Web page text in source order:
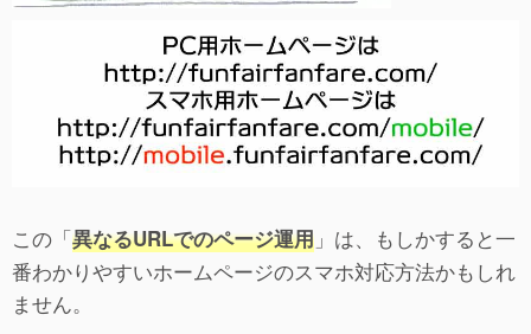
この「異なるURLでのページ運用 」は、もしかすると一
番わかりやすいホームページのスマホ対応方法かもしれ
ません。